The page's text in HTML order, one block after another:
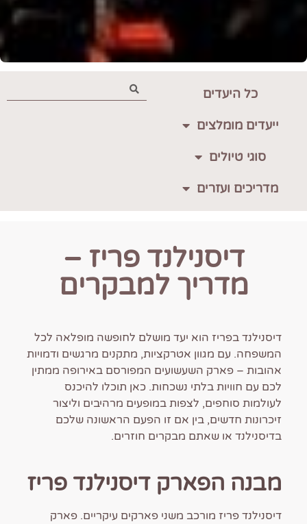
כל היעדים
ייעדים מומלצים
סוגי טיולים
מדריכים ועזרים
דיסנילנד פריז –
מדריך למבקרים
דיסנילנד בפריז הוא יעד מושלם לחופשה מופלאה לכל
המשפחה. עם מגוון אטרקציות, מתקנים מרגשים ודמויות
אהובות – פארק השעשועים המפורסם באירופה ממתין
לכם עם חוויות בלתי נשכחות. כאן תוכלו להיכנס
לעולמות סוחפים, לצפות במופעים מרהיבים וליצור
זיכרונות חדשים, בין אם זו הפעם הראשונה שלכם
בדיסנילנד או שאתם מבקרים חוזרים.
מבנה הפארק דיסנילנד פריז
דיסנילנד פריז מורכב משני פארקים עיקריים. פארק